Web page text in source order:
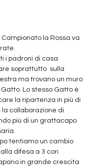
la Rossa va
i padroni di casa
soprattutto  sulla
ma trovano un muro
Lo stesso Gatto è
la ripartenza in più di
la collaborazione di
più di un grattacapo
tentiamo un cambio
difesa a 3 con
in grande crescita